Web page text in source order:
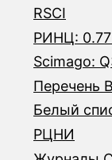
RSCI
РИНЦ:
Scimago:
Перечень
Белый
РЦНИ